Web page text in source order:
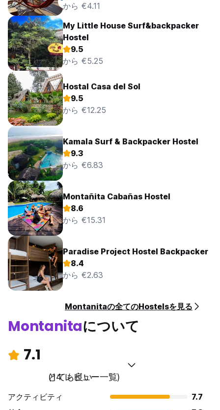
から €4.11
My Little House Surf&backpacker
Hostel
9.5
から €5.25
Hostal Casa del Sol
9.5
から €12.25
Kamala Surf & Backpacker Hostel
9.3
から €6.83
Montañita Cabañas Hostel
8.6
から €15.31
Paradise Project Hostel Backpacker
8.4
から €2.63
Montanitaの全てのHostelsを見る
Montanitaについて
7.1
とても良い
(14 レビュー一覧)
アクティビティ
7.7